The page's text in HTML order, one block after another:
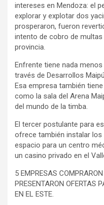
intereses en Mendoza: el
explorar y explotar dos
prosperaron, fueron
intento de cobro de
provincia.
Enfrente tiene nada
través de Desarrollos
Esa empresa también
como la sala del Arena
del mundo de la timba.
El tercer postulante para
ofrece también instalar los
espacio para un centro
un casino privado en el
5 EMPRESAS
PRESENTARON OFERTAS
EN EL ESTE.